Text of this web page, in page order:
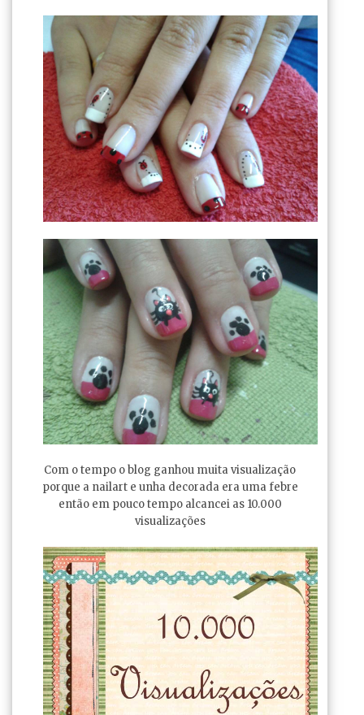
Com o tempo o blog ganhou muita visualização
porque a nailart e unha decorada era uma febre
então em pouco tempo alcancei as 10.000
visualizações